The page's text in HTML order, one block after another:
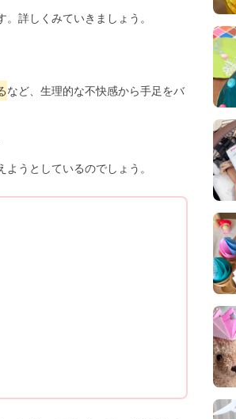
詳しくみていきましょう。
など、生理的な不快感から手足をバ
うとしているのでしょう。